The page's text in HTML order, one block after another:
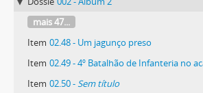
mais 47...
Item 02.48 - Um jagunço preso
Item 02.49 - 4º Batalhão de Infanteria no
Item 02.50 -Sem título